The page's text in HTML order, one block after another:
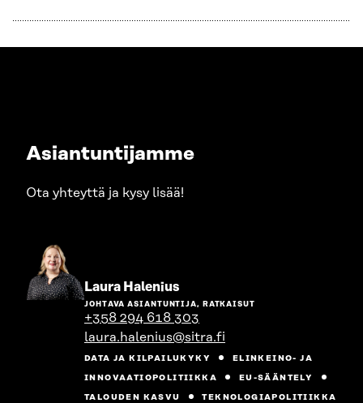
Asiantuntijamme
Ota yhteyttä ja kysy lisää!
Laura HaleniusSiirry
henkilön
sivulle
JOHTAVA ASIANTUNTIJA, RATKAISUT
+358 294 618 303
laura.halenius@sitra.fi
DATA JA KILPAILUKYKY
ELINKEINO- JA
INNOVAATIOPOLITIIKKA
EU-SÄÄNTELY
TALOUDEN KASVU
TEKNOLOGIAPOLITIIKKA